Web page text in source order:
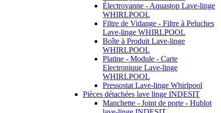
Électrovanne - Aquastop Lave-linge
WHIRLPOOL
Filtre de Vidange - Filtre à Peluches
Lave-linge WHIRLPOOL
Boîte à Produit Lave-linge
WHIRLPOOL
Platine - Module - Carte
Electronique Lave-linge
WHIRLPOOL
Pressostat Lave-linge Whirlpool
Pièces détachées lave linge INDESIT
Manchette - Joint de porte - Hublot